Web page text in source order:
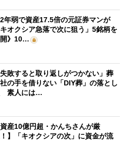
2年弱で資産17.5倍の元証券マンが
キオクシア急落で次に狙う」5銘柄を
》10…
失敗すると取り返しがつかない」葬
の手を借りない「DIY葬」の落とし
素人には…
資産10億円超・かんちさんが厳
】「キオクシアの次」に資金が流